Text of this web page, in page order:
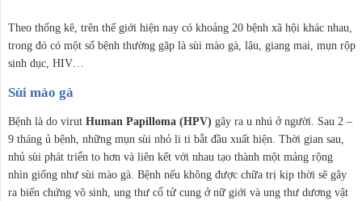
Theo thống kê, trên thế giới hiện nay có khoảng 20 bệnh xã hội khác nhau,
trong đó có một số bệnh thường gặp là sùi mào gà, lậu, giang mai, mụn rộp
sinh dục, HIV…
Sùi mào gà
Bệnh là do virut Human Papilloma (HPV) gây ra u nhú ở người. Sau 2 –
9 tháng ủ bệnh, những mụn sùi nhỏ li ti bắt đầu xuất hiện. Thời gian sau,
nhủ sùi phát triển to hơn và liên kết với nhau tạo thành một mảng rộng
nhìn giống như sùi mào gà. Bệnh nếu không được chữa trị kịp thời sẽ gây
ra biến chứng vô sinh, ung thư cổ tử cung ở nữ giới và ung thư dương vật